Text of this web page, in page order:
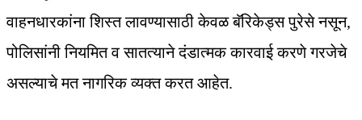
वाहनधारकांना शिस्त लावण्यासाठी केवळ बॅरिकेड्स पुरेसे नसून,
पोलिसांनी नियमित व सातत्याने दंडात्मक कारवाई करणे गरजेचे
असल्याचे मत नागरिक व्यक्त करत आहेत.